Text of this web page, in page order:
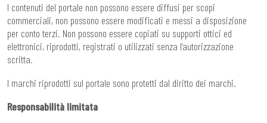
I contenuti del portale non possono essere diffusi per scopi
commerciali, non possono essere modificati e messi a disposizione
per conto terzi. Non possono essere copiati su supporti ottici ed
elettronici, riprodotti, registrati o utilizzati senza l’autorizzazione
scritta.
I marchi riprodotti sul portale sono protetti dal diritto dei marchi.
Responsabilità limitata